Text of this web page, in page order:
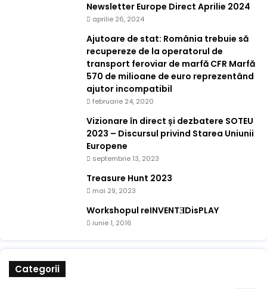
Newsletter Europe Direct Aprilie 2024
aprilie 26, 2024
Ajutoare de stat: România trebuie să
recupereze de la operatorul de
transport feroviar de marfă CFR Marfă
570 de milioane de euro reprezentând
ajutor incompatibil
februarie 24, 2020
Vizionare în direct și dezbatere SOTEU
2023 – Discursul privind Starea Uniunii
Europene
septembrie 13, 2023
Treasure Hunt 2023
mai 29, 2023
Workshopul reINVENTƎDisPLAY
iunie 1, 2016
Categorii